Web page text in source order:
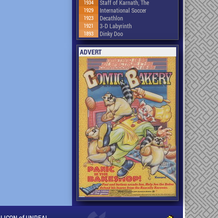
1934 Staff of Karnath, The
1929 International Soccer
1923 Decathlon
1921 3-D Labyrinth
1893 Dinky Doo
ADVERT